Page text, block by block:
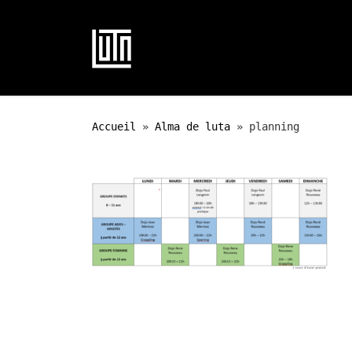
Accueil » Alma de luta » planning